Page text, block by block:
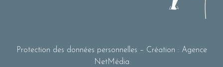
Protection des données personnelles – Création : Agence
NetMédia